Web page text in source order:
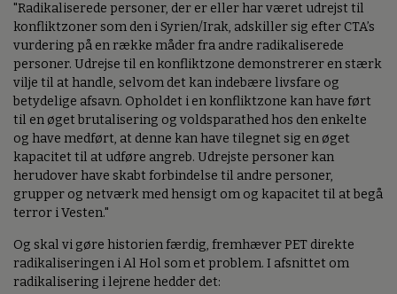
"Radikaliserede personer, der er eller har været udrejst til
konfliktzoner som den i Syrien/Irak, adskiller sig efter CTA’s
vurdering på en række måder fra andre radikaliserede
personer. Udrejse til en konfliktzone demonstrerer en stærk
vilje til at handle, selvom det kan indebære livsfare og
betydelige afsavn. Opholdet i en konfliktzone kan have ført
til en øget brutalisering og voldsparathed hos den enkelte
og have medført, at denne kan have tilegnet sig en øget
kapacitet til at udføre angreb. Udrejste personer kan
herudover have skabt forbindelse til andre personer,
grupper og netværk med hensigt om og kapacitet til at begå
terror i Vesten."
Og skal vi gøre historien færdig, fremhæver PET direkte
radikaliseringen i Al Hol som et problem. I afsnittet om
radikalisering i lejrene hedder det: